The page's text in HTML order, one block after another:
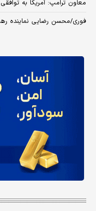
معاون ترامپ: آمریکا به
فوری/محسن رضایی نماینده